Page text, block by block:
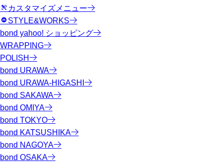
カスタマイズメニュー
STYLE&WORKS
bond yahoo! ショッピング
WRAPPING
POLISH
bond URAWA
bond URAWA-HIGASHI
bond SAKAWA
bond OMIYA
bond TOKYO
bond KATSUSHIKA
bond NAGOYA
bond OSAKA